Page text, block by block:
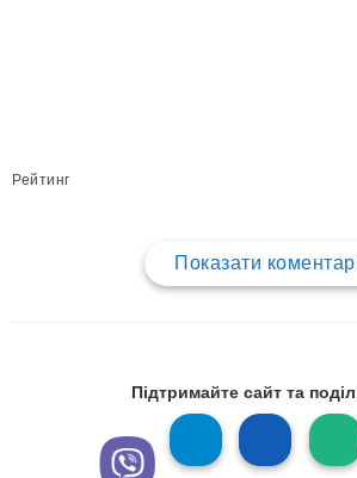
Рейтинг
Показати
Підтримайте сайт та